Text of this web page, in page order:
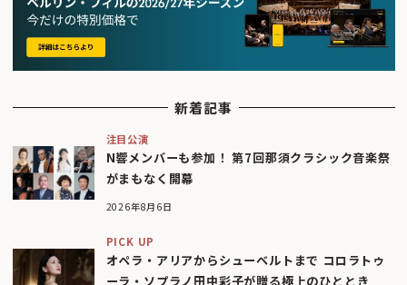
新着記事
注目公演
N響メンバーも参加！ 第7回那須クラシック音楽祭
がまもなく開幕
2026年8月6日
PICK UP
オペラ・アリアからシューベルトまで コロラトゥ
ーラ・ソプラノ田中彩子が贈る極上のひととき